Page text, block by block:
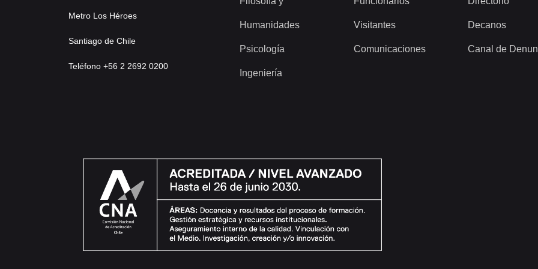
Metro Los Héroes
Santiago de Chile
Teléfono +56 2 2692 0200
Humanidades
Psicología
Ingeniería
Visitantes
Comunicaciones
Decanos
Canal de